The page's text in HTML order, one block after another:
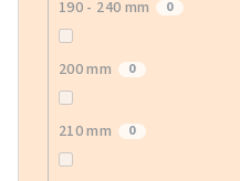
190 - 240 mm 0
200 mm 0
210 mm 0